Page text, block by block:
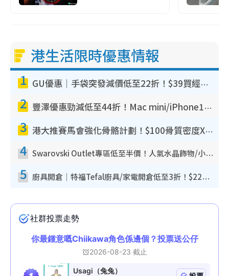
港生活限時優惠情報
1 GU優惠｜手袋突發減價低至22折！$39買經典波士頓包/餃子袋！飾物同步減價$29起！
2 豐澤優惠勁減低至44折！Mac mini/iPhone17Pro大減價！廚房家電$220起
3 港大推賽馬會強化骨骼計劃！$100骨質密度X光檢查 完成免費運動訓練送超市禮券！附參加資格
4 Swarovski Outlet專區低至半價！人氣水晶飾物/小擺設$138起！迪士尼款/水晶高跟鞋都有平
5 廚具開倉｜特福Tefal廚具/家電開倉低至3折！$220起買平底鍋/炒鑊/湯煲！電飯煲/吸塵機/燙斗$418起